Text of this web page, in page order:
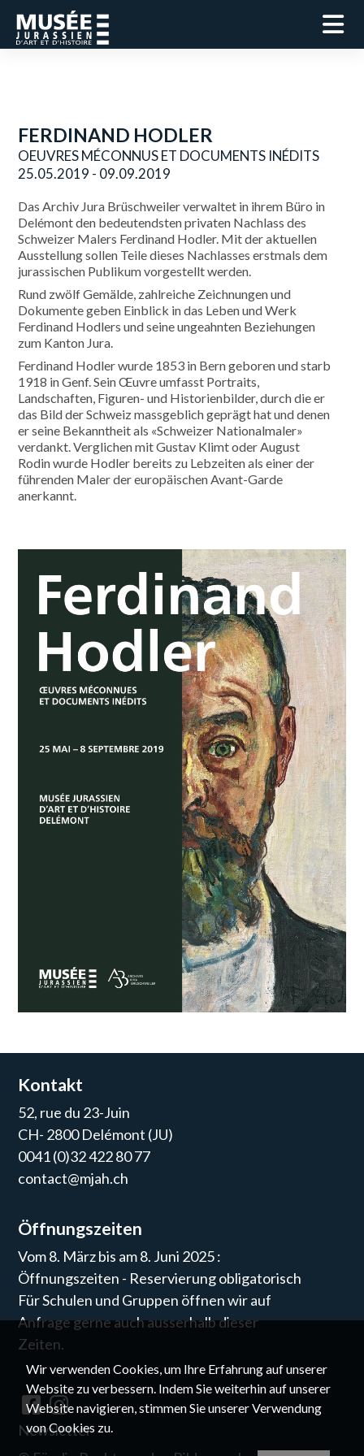
FERDINAND HODLER
OEUVRES MÉCONNUS ET DOCUMENTS INÉDITS
25.05.2019 - 09.09.2019
Das Archiv Jura Brüschweiler verwaltet in ihrem Büro in
Delémont den bedeutendsten privaten Nachlass des
Schweizer Malers Ferdinand Hodler. Mit der aktuellen
Ausstellung sollen Teile dieses Nachlasses erstmals dem
jurassischen Publikum vorgestellt werden.
Rund zwölf Gemälde, zahlreiche Zeichnungen und
Dokumente geben Einblick in das Leben und Werk
Ferdinand Hodlers und seine ungeahnten Beziehungen
zum Kanton Jura.
Ferdinand Hodler wurde 1853 in Bern geboren und starb
1918 in Genf. Sein Œuvre umfasst Portraits,
Landschaften, Figuren- und Historienbilder, durch die er
das Bild der Schweiz massgeblich geprägt hat und denen
er seine Bekanntheit als «Schweizer Nationalmaler»
verdankt. Verglichen mit Gustav Klimt oder August
Rodin wurde Hodler bereits zu Lebzeiten als einer der
führenden Maler der europäischen Avant-Garde
anerkannt.
Kontakt
52, rue du 23-Juin
CH- 2800 Delémont (JU)
0041 (0)32 422 80 77
contact@mjah.ch
Öffnungszeiten
Vom 8. März bis am 8. Juni 2025 :
Öffnungszeiten - Reservierung obligatorisch
Für Schulen und Gruppen öffnen wir auf
Anfrage gerne auch ausserhalb dieser
Zeiten.
Newsletter
Wir verwenden Cookies, um Ihre Erfahrung auf unserer
Website zu verbessern. Indem Sie weiterhin auf unserer
Website navigieren, stimmen Sie unserer Verwendung
von Cookies zu.